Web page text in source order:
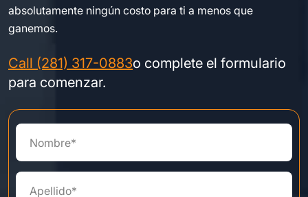
absolutamente ningún costo para ti a menos que
ganemos.
Call (281) 317-0883o complete el formulario
para comenzar.